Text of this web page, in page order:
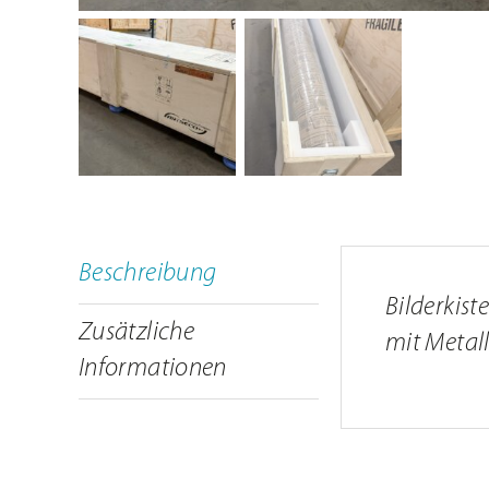
Beschreibung
Zusätzliche
Informationen
mit
Schulungen
ARTSECO Blog – Stories
Jobs